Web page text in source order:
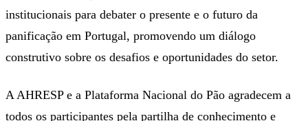
institucionais para debater o presente e o futuro da
panificação em Portugal, promovendo um diálogo
construtivo sobre os desafios e oportunidades do setor.
A AHRESP e a Plataforma Nacional do Pão agradecem a
todos os participantes pela partilha de conhecimento e